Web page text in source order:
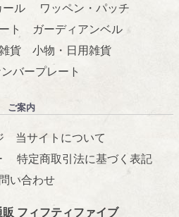
ール
ワッペン・パッチ
ト
ガーディアンベル
貨
小物・日用雑貨
バープレート
ご案内
当サイトについて
特定商取引法に基づく表記
い合わせ
フィフティファイブ